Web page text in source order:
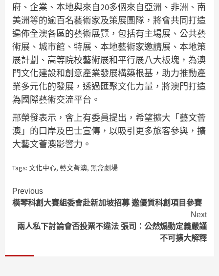
府、企業、本地與來自20多個來自亞洲、非洲、南
美洲等的逾百名藝術家及策展團隊，將會共同打造
遍佈全澳各區的藝術展覽，包括有主場展、公共藝
術展、城市館、特展、本地藝術家邀請展、本地策
展計劃、高等院校藝術展和平行展八大板塊，為澳
門文化建設和創意產業發展構築根基，助力推動產
業多元化的發展，透過匯聚文化力量，將澳門打造
為國際藝術交流平台。
邢榮發表示，會上有委員提出，希望擴大「藝文薈
澳」的口岸及巴士宣傳，以吸引更多旅客參與，擴
大藝文薈澳影響力。
Tags: 文化中心, 藝文薈澳, 黑盒劇場
Continue
Reading
Previous
橫琴科創大賽組委會赴新加坡招募 邀優質科創項目參賽
Next
兩人私下討論會否投票不違法 張司：公然煽動定義嚴謹
不可擴大解釋